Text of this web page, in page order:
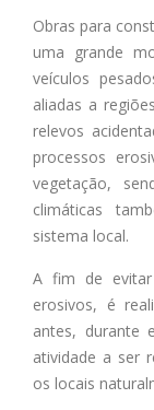
Obras para
uma grande
veículos
aliadas a
relevos
processos
vegetação,
climáticas
sistema local.
A fim de
erosivos, é
antes, durante
atividade a ser
os locais